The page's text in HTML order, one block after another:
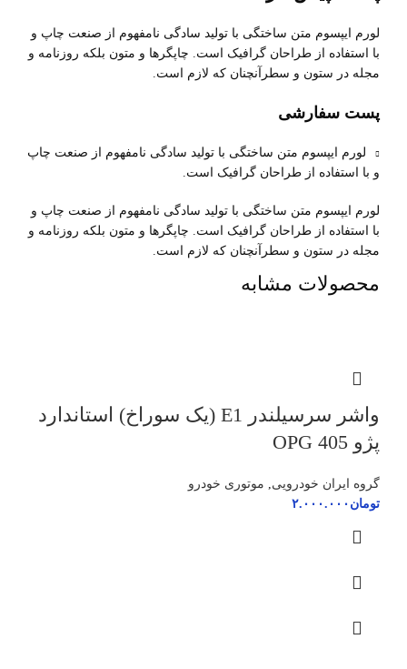
لورم ایپسوم متن ساختگی با تولید سادگی نامفهوم از صنعت چاپ و
با استفاده از طراحان گرافیک است. چاپگرها و متون بلکه روزنامه و
مجله در ستون و سطرآنچنان که لازم است.
پست سفارشی
لورم ایپسوم متن ساختگی با تولید سادگی نامفهوم از صنعت چاپ
و با استفاده از طراحان گرافیک است.
لورم ایپسوم متن ساختگی با تولید سادگی نامفهوم از صنعت چاپ و
با استفاده از طراحان گرافیک است. چاپگرها و متون بلکه روزنامه و
مجله در ستون و سطرآنچنان که لازم است.
محصولات مشابه
واشر سرسیلندر E1 (یک سوراخ) استاندارد
پژو 405 OPG
گروه ایران خودرویی, موتوری خودرو
تومان ۲.۰۰۰.۰۰۰